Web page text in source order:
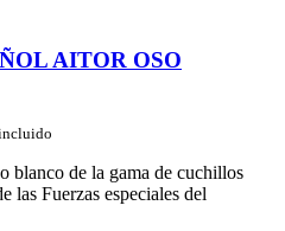
AITOR OSO
blanco de la gama de cuchillos
las Fuerzas especiales del